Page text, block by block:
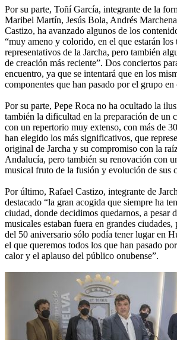
Por su parte, Toñí García, integrante de la
Maribel Martín, Jesús Bola, Andrés
Castizo, ha avanzado algunos de los
“muy ameno y colorido, en el que estarán los
representativos de la Jarcha, pero también
de creación más reciente”. Dos conciertos
encuentro, ya que se intentará que en los
componentes que han pasado por el grupo en
Por su parte, Pepe Roca no ha ocultado la
también la dificultad en la preparación de un
con un repertorio muy extenso, con más de
han elegido los más significativos, que
original de Jarcha y su compromiso con la
Andalucía, pero también su renovación con
musical fruto de la fusión y evolución de sus
Por último, Rafael Castizo, integrante de
destacado “la gran acogida que siempre ha
ciudad, donde decidimos quedarnos, a pesar
musicales estaban fuera en grandes ciudades,
del 50 aniversario sólo podía tener lugar en
el que queremos todos los que han pasado
calor y el aplauso del público onubense”.